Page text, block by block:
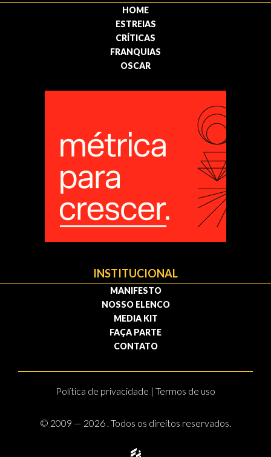
HOME
ESTREIAS
CRÍTICAS
FRANQUIAS
OSCAR
INSTITUCIONAL
MANIFESTO
NOSSO ELENCO
MEDIA KIT
FAÇA PARTE
CONTATO
Política de privacidade | Termos de uso
© 2009 — 2026 . Todos os direitos reservados.